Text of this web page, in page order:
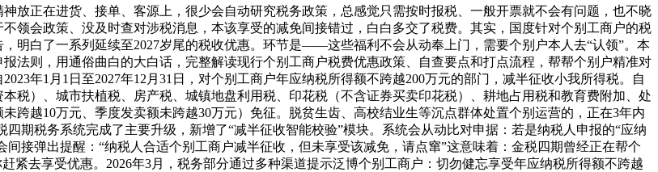
正在进货、接单、客源上，很少会自动研究税务政策，总感觉只需按时报税、一般开票就不会有问题，也不晓
领会政策、没及时查对涉税消息，本该享受的减免间接错过，白白多交了税费。其实，国度针对个别工商户的税
明白了一系列延续至2027岁尾的税收优惠。环节是——这些福利不会从动奉上门，需要个别户本人去“认领”。本
法则，用通俗曲白的大白话，完整解读现行个别工商户税费优惠政策、自查要点和打点流程，帮帮个别户精准对
年1月1日至2027年12月31日，对个别工商户年应纳税所得额不跨越200万元的部门，减半征收小我所得税。自
税）、城市扶植税、房产税、城镇地盘利用税、印花税（不含证券买卖印花税）、耕地占用税和教育费附加、处
跨越10万元、季度发卖额未跨越30万元）免征。脱贫生齿、高校结业生等沉点群体处置个别运营的，正在3年内
期税务系统完成了主要升级，新增了“减半征收智能校验”模块。系统会从动比对申据：若是纳税人申报的“应纳
接弹出提醒：“纳税人合适个别工商户减半征收，但未享受该减免，请点窜”这意味着：金税四期曾经正在帮个
紧去享受优惠。2026年3月，税务部分通过多种渠道提示泛博个别工商户：切勿健忘享受年应纳税所得额不跨越